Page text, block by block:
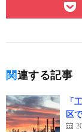
関連する記事
「
区